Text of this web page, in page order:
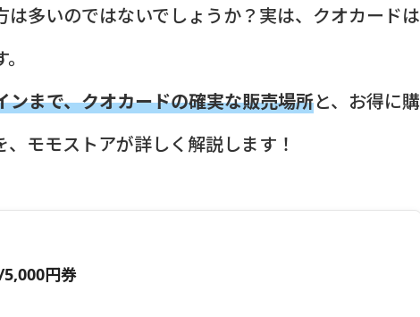
多いのではないでしょうか？実は、クオカードは
ンまで、クオカードの確実な販売場所と、お得に購
、モモストアが詳しく解説します！
円券